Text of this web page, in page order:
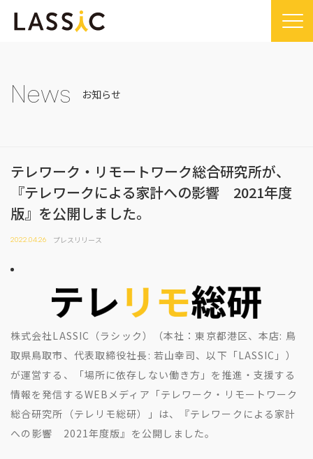
Company
会社概要
代表メッセージ
経営メンバー紹介
拠点一覧
沿革
Remogu（リモグ）・リラシク
Remoguフリーランス
リラシク
Sustainability TOP
SDGsに対する取り組み
News
News TOP
ディスクロージャーポリシー
電子公告
免責事項
LASSIC Media TOP
地方創生コラム
リモートワークコラム
お客さまの声
社員の声
事例紹介
お問い合わせフォーム
News お知らせ
テレワーク・リモートワーク総合研究所が、
『テレワークによる家計への影響 2021年度
版』を公開しました。
2022.04.26 プレスリリース
株式会社LASSIC（ラシック）（本社：東京都港区、本店: 鳥
取県鳥取市、代表取締役社長: 若山幸司、以下「LASSIC」）
が運営する、「場所に依存しない働き方」を推進・支援する
情報を発信するWEBメディア「テレワーク・リモートワーク
総合研究所（テレリモ総研）」は、『テレワークによる家計
への影響 2021年度版』を公開しました。